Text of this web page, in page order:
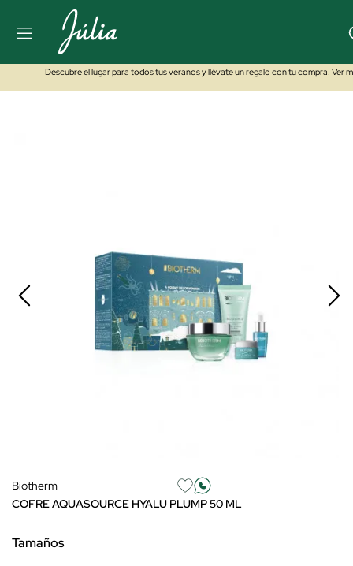
Descubre el lugar para todos tus veranos y llévate un regalo con tu compra. Ver
Biotherm
COFRE AQUASOURCE HYALU PLUMP 50 ML
Tamaños